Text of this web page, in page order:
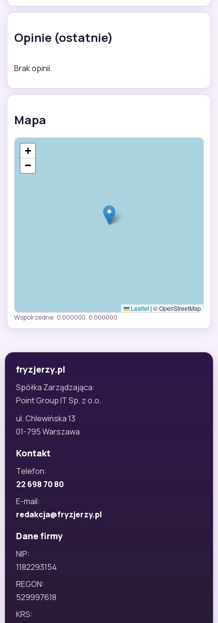
Opinie (ostatnie)
Brak opinii.
Mapa
+
−
Leaflet | © OpenStreetMap
Wspolrzedne: 0.000000, 0.000000
fryzjerzy.pl
Spółka Zarządzająca:
Point Group IT Sp. z o.o.
ul. Chlewińska 13
01-795 Warszawa
Kontakt
Telefon:
22 698 70 80
E-mail:
redakcja@fryzjerzy.pl
Dane firmy
NIP:
1182293154
REGON:
529997618
KRS: